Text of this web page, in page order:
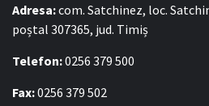
Adresa:com. Satchinez, loc.
poștal 307365, jud. Timiș
Telefon:0256 379 500
Fax:0256 379 502